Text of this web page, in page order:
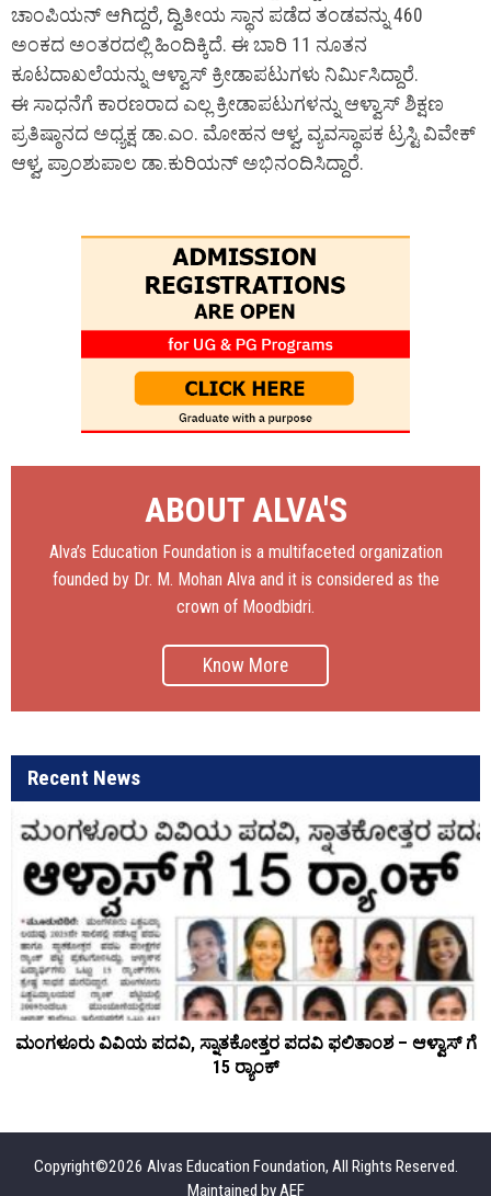
ಚಾಂಪಿಯನ್ ಆಗಿದ್ದರೆ, ದ್ವಿತೀಯ ಸ್ಥಾನ ಪಡೆದ ತಂಡವನ್ನು 460
ಅಂಕದ ಅಂತರದಲ್ಲಿ ಹಿಂದಿಕ್ಕಿದೆ. ಈ ಬಾರಿ 11 ನೂತನ
ಕೂಟದಾಖಲೆಯನ್ನು ಆಳ್ವಾಸ್ ಕ್ರೀಡಾಪಟುಗಳು ನಿರ್ಮಿಸಿದ್ದಾರೆ.
ಈ ಸಾಧನೆಗೆ ಕಾರಣರಾದ ಎಲ್ಲ ಕ್ರೀಡಾಪಟುಗಳನ್ನು ಆಳ್ವಾಸ್ ಶಿಕ್ಷಣ
ಪ್ರತಿಷ್ಠಾನದ ಅಧ್ಯಕ್ಷ ಡಾ.ಎಂ. ಮೋಹನ ಆಳ್ವ, ವ್ಯವಸ್ಥಾಪಕ ಟ್ರಸ್ಟಿ ವಿವೇಕ್
ಆಳ್ವ, ಪ್ರಾಂಶುಪಾಲ ಡಾ.ಕುರಿಯನ್ ಅಭಿನಂದಿಸಿದ್ದಾರೆ.
ABOUT ALVA'S
Alva’s Education Foundation is a multifaceted organization
founded by Dr. M. Mohan Alva and it is considered as the
crown of Moodbidri.
Know More
Recent News
ಮಂಗಳೂರು ವಿವಿಯ ಪದವಿ, ಸ್ನಾತಕೋತ್ತರ ಪದವಿ ಫಲಿತಾಂಶ – ಆಳ್ವಾಸ್ ಗೆ
15 ರ್‍ಯಾಂಕ್‌
Copyright©2026 Alvas Education Foundation, All Rights Reserved.
Maintained byAEF